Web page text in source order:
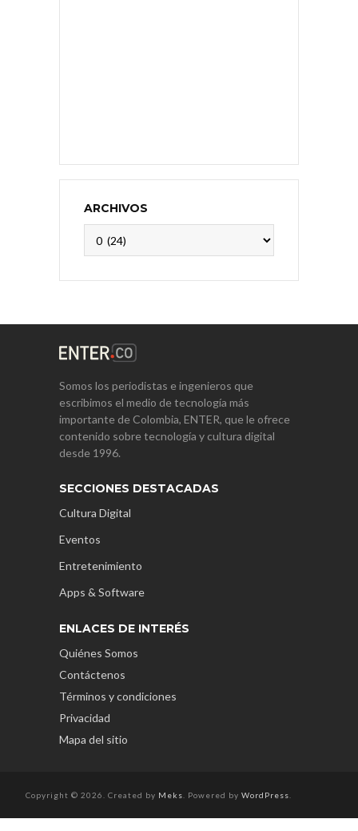
ARCHIVOS
Somos los periodistas e ingenieros que
escribimos el medio de tecnología más
importante de Colombia, ENTER, que le ofrece
contenido sobre tecnología y cultura digital
desde 1996.
SECCIONES DESTACADAS
Cultura Digital
Eventos
Entretenimiento
Apps & Software
ENLACES DE INTERÉS
Quiénes Somos
Contáctenos
Términos y condiciones
Privacidad
Mapa del sitio
Copyright © 2026. Created by Meks . Powered by WordPress